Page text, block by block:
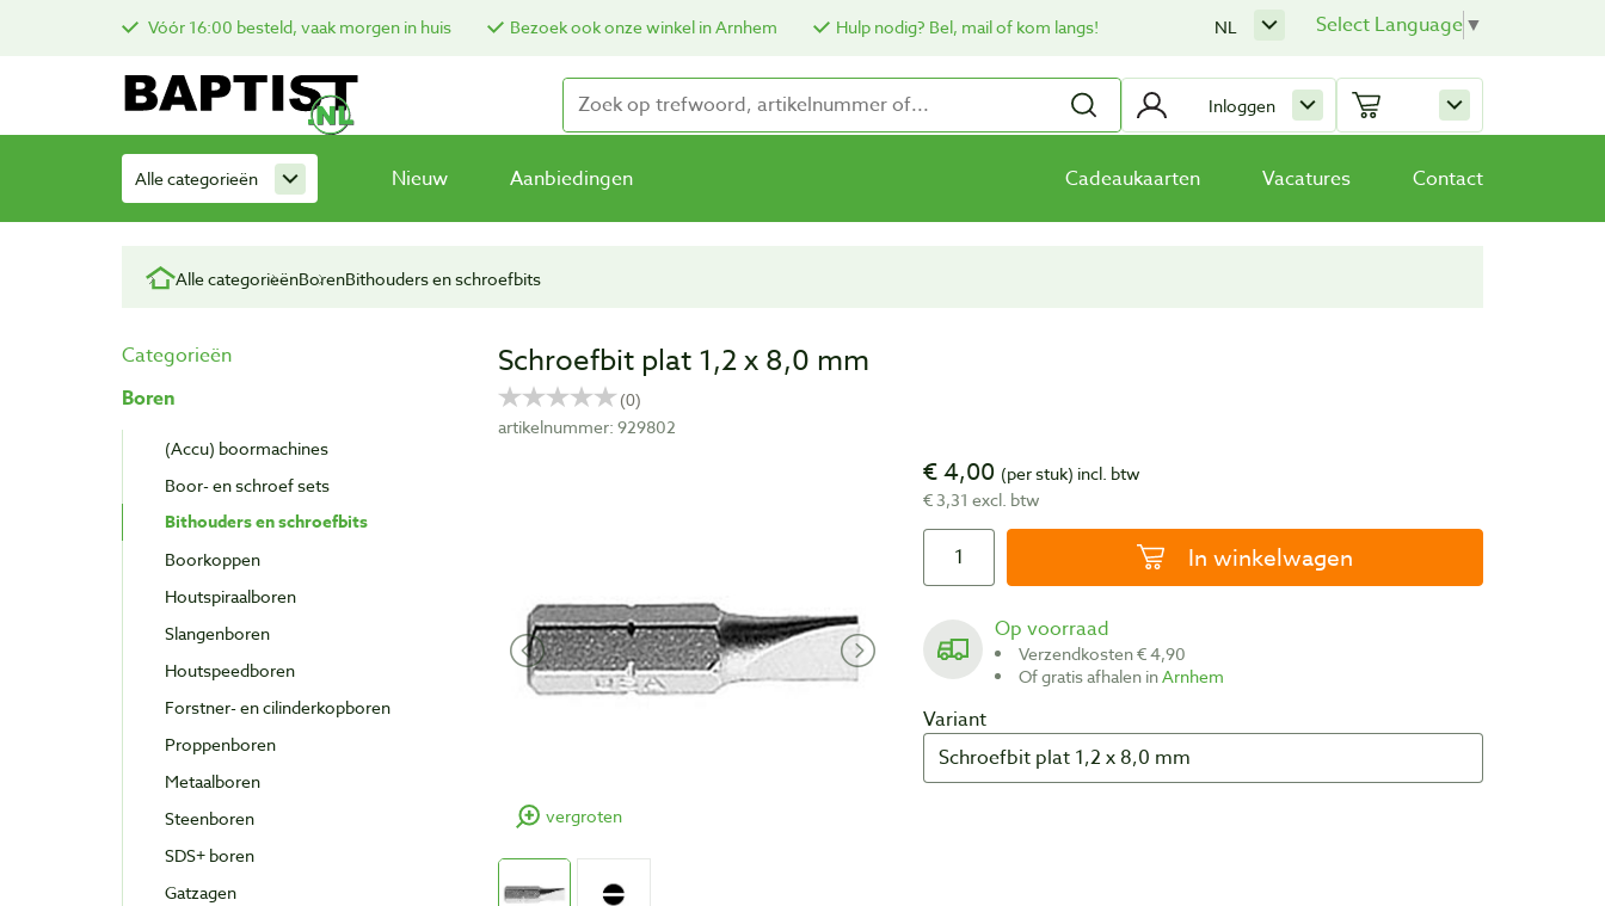
Vóór 16:00 besteld, vaak morgen in huis Bezoek ook onze winkel in Arnhem Hulp nodig? Bel, mail of kom langs! Select Language▼
NL
Inloggen
Alle categorieën Nieuw Aanbiedingen Cadeaukaarten Vacatures Contact
Alle categorieënBorenBithouders en schroefbits
Categorieën
Boren
(Accu) boormachines
Boor- en schroef sets
Bithouders en schroefbits
Boorkoppen
Houtspiraalboren
Slangenboren
Houtspeedboren
Forstner- en cilinderkopboren
Proppenboren
Metaalboren
Steenboren
SDS+ boren
Gatzagen
Schroefbit plat 1,2 x 8,0 mm
artikelnummer: 929802
vergroten
€ 4,00 (per stuk) incl. btw
€ 3,31 excl. btw
In winkelwagen
Op voorraad
Verzendkosten € 4,90
Of gratis afhalen inArnhem
Variant